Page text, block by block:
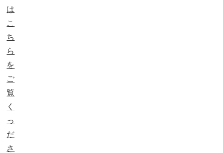
は
こ
ち
ら
を
ご
覧
く
っ
だ
さ